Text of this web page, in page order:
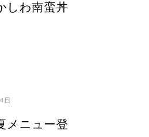
しわ南蛮丼
日
メニュー登